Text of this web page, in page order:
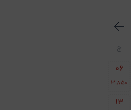
ج
06
3،850
13